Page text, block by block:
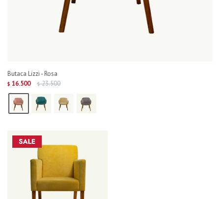
Butaca Lizzi - Rosa
$ 16.500 $ 23.500